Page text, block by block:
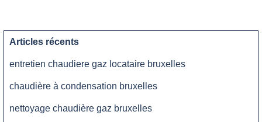
Articles récents
entretien chaudiere gaz locataire bruxelles
chaudière à condensation bruxelles
nettoyage chaudière gaz bruxelles